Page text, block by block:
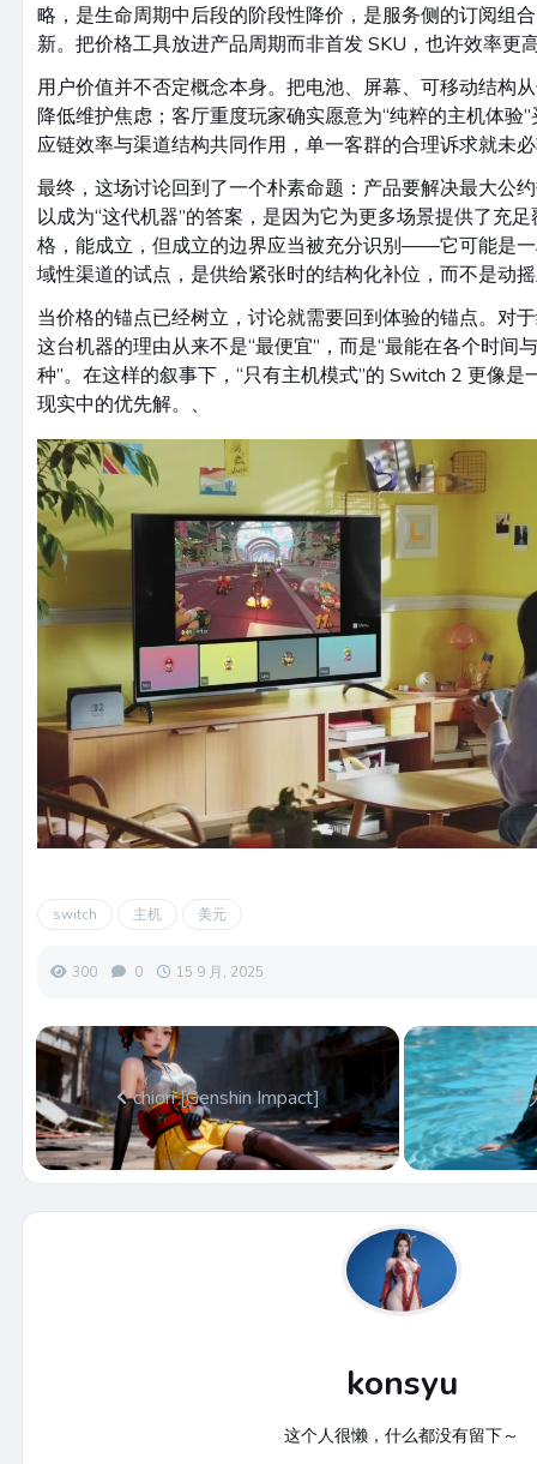
略，是生命周期中后段的阶段性降价，是服务侧的订阅组
新。把价格工具放进产品周期而非首发 SKU，也许效率更
用户价值并不否定概念本身。把电池、屏幕、可移动结构
降低维护焦虑；客厅重度玩家确实愿意为“纯粹的主机体验
应链效率与渠道结构共同作用，单一客群的合理诉求就未
最终，这场讨论回到了一个朴素命题：产品要解决最大公
以成为“这代机器”的答案，是因为它为更多场景提供了充
格，能成立，但成立的边界应当被充分识别——它可能是
域性渠道的试点，是供给紧张时的结构化补位，而不是动
当价格的锚点已经树立，讨论就需要回到体验的锚点。对
这台机器的理由从来不是“最便宜”，而是“最能在各个时间
种”。在这样的叙事下，“只有主机模式”的 Switch 2 更像
现实中的优先解。、
switch 主机 美元
300 0 15 9 月, 2025
chiori [Genshin Impact] 落
konsyu
这个人很懒，什么都没有留下～